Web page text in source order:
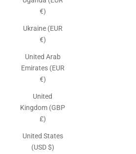
€)
Ukraine (EUR
€)
United Arab
Emirates (EUR
€)
United
Kingdom (GBP
£)
United States
(USD $)